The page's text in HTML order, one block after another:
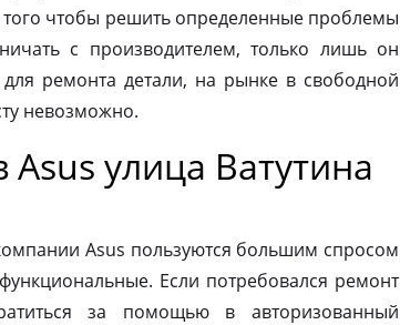
чтобы решить определенные проблемы
с производителем, только лишь он
ремонта детали, на рынке в свободной
невозможно.
улица Ватутина
Asus пользуются большим спросом
Если потребовался ремонт
за помощью в авторизованный